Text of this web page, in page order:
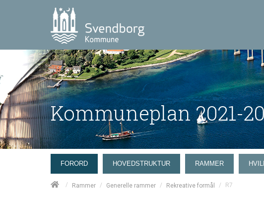
Kommuneplan 2021-
FORORD HOVEDSTRUKTUR RAMMER
/ Rammer / Generelle rammer / Rekreative formål / R7